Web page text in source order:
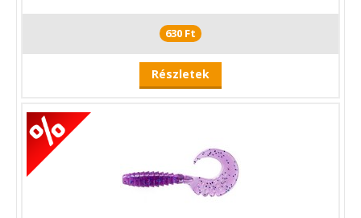
630 Ft
Részletek